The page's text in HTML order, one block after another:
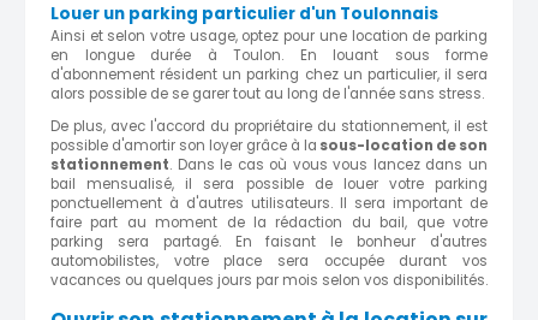
Louer un parking particulier d'un Toulonnais
Ainsi et selon votre usage, optez pour une location de parking
en longue durée à Toulon. En louant sous forme
d'abonnement résident un parking chez un particulier, il sera
alors possible de se garer tout au long de l'année sans stress.
De plus, avec l'accord du propriétaire du stationnement, il est
possible d'amortir son loyer grâce à la sous-location de son
stationnement. Dans le cas où vous vous lancez dans un
bail mensualisé, il sera possible de louer votre parking
ponctuellement à d'autres utilisateurs. Il sera important de
faire part au moment de la rédaction du bail, que votre
parking sera partagé. En faisant le bonheur d'autres
automobilistes, votre place sera occupée durant vos
vacances ou quelques jours par mois selon vos disponibilités.